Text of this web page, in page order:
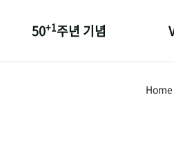
50+1주년 기념
Home